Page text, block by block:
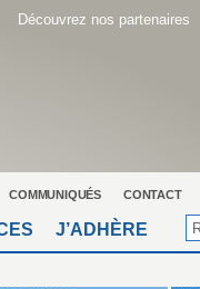
Découvrez nos partenaires
COMMUNIQUÉS CONTACT
J’ADHÈRE